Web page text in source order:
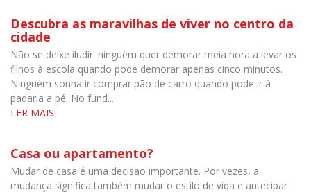
Descubra as maravilhas de viver no centro da
cidade
Não se deixe iludir: ninguém quer demorar meia hora a levar os
filhos à escola quando pode demorar apenas cinco minutos.
Ninguém sonha ir comprar pão de carro quando pode ir à
padaria a pé. No fund...
LER MAIS
Casa ou apartamento?
Mudar de casa é uma decisão importante. Por vezes, a
mudança significa também mudar o estilo de vida e antecipar